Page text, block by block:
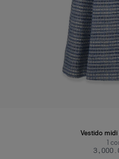
Vestido
1